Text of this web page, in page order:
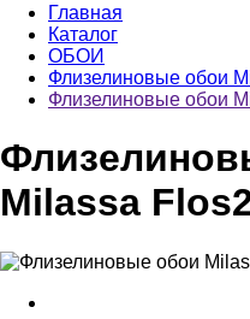
Главная
Каталог
ОБОИ
Флизелиновые обои
Флизелиновые обои
Milassa